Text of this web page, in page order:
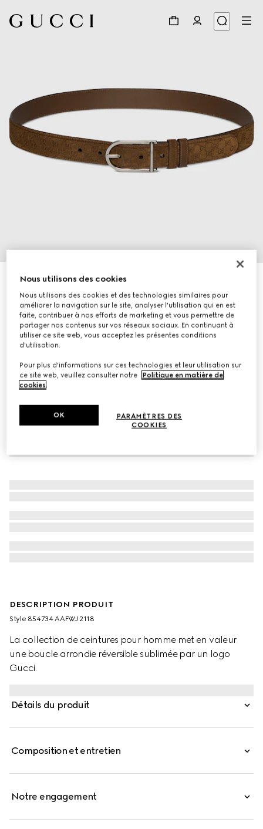
Ceinture réversible avec boucle arrondie
CHF 340
Déclinaisonsdaim GG marron et cuir marron
DESCRIPTION PRODUIT
Style ‎854734 AAFWJ 2118
La collection de ceintures pour homme met en valeur
une boucle arrondie réversible sublimée par un logo
Gucci.
Détails du produit
Composition et entretien
Notre engagement
Nous utilisons des cookies
Nous utilisons des cookies et des technologies similaires pour
améliorer la navigation sur le site, analyser l'utilisation qui en est
faite, contribuer à nos efforts de marketing et vous permettre de
partager nos contenus sur vos réseaux sociaux. En continuant à
utiliser ce site web, vous acceptez les présentes conditions
d'utilisation.
Pour plus d'informations sur ces technologies et leur utilisation sur
ce site web, veuillez consulter notre
Politique en matière de
cookies.
PARAMÈTRES DES
COOKIES
OK